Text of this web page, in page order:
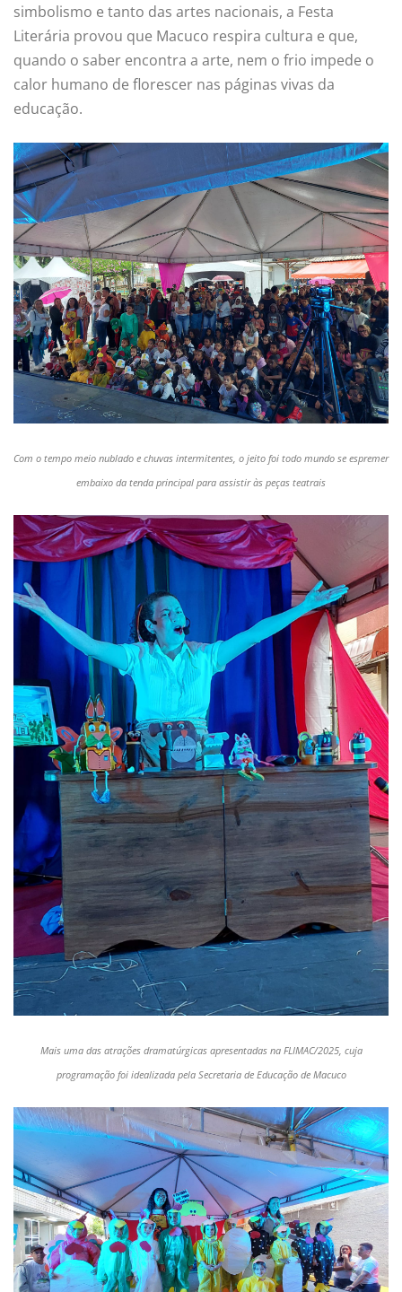
simbolismo e tanto das artes nacionais, a Festa
Literária provou que Macuco respira cultura e que,
quando o saber encontra a arte, nem o frio impede o
calor humano de florescer nas páginas vivas da
educação.
Com o tempo meio nublado e chuvas intermitentes, o jeito foi todo mundo se espremer
embaixo da tenda principal para assistir às peças teatrais
Mais uma das atrações dramatúrgicas apresentadas na FLIMAC/2025, cuja
programação foi idealizada pela Secretaria de Educação de Macuco